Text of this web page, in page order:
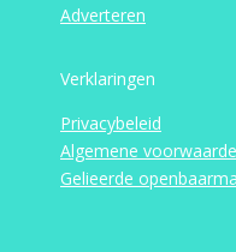
Adverteren
Verklaringen
Privacybeleid
Algemene
Gelieerde